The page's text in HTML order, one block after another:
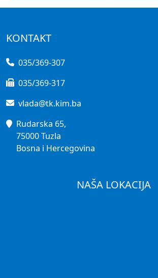
KONTAKT
035/369-307
035/369-317
vlada@tk.kim.ba
Rudarska 65,
75000 Tuzla
Bosna i Hercegovina
NAŠA LOKACIJA